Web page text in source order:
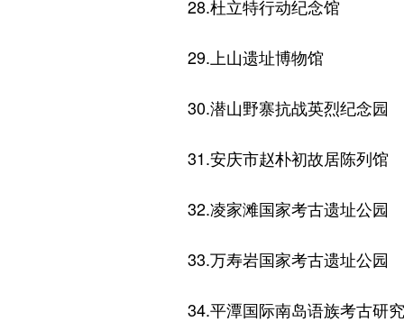
28.杜立特行动纪念馆
29.上山遗址博物馆
30.潜山野寨抗战英烈纪念园
31.安庆市赵朴初故居陈列馆
32.凌家滩国家考古遗址公园
33.万寿岩国家考古遗址公园
34.平潭国际南岛语族考古研